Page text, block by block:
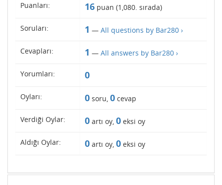
Puanları: 16 puan (1,080. sırada)
Soruları: 1 — All questions by Bar280 ›
Cevapları: 1 — All answers by Bar280 ›
Yorumları: 0
Oyları: 0 soru, 0 cevap
Verdiği Oylar: 0 artı oy, 0 eksi oy
Aldığı Oylar: 0 artı oy, 0 eksi oy